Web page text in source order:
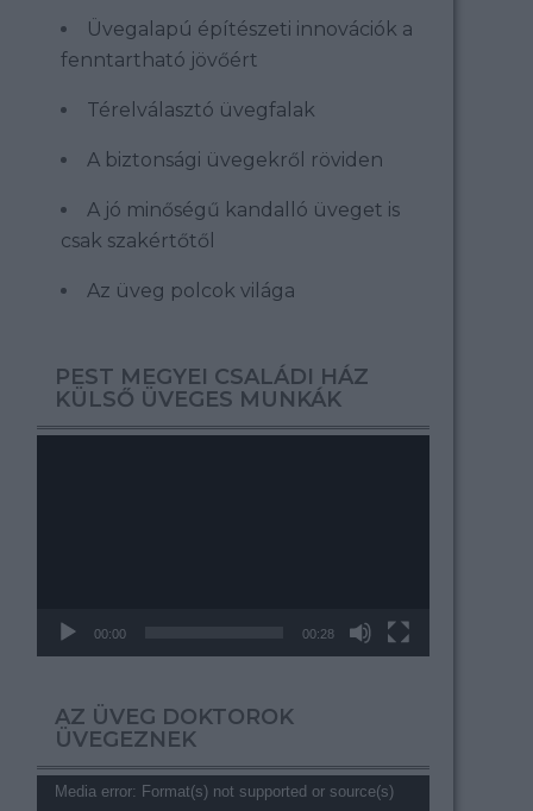
Üvegalapú építészeti innovációk a
fenntartható jövőért
Térelválasztó üvegfalak
A biztonsági üvegekről röviden
A jó minőségű kandalló üveget is
csak szakértőtől
Az üveg polcok világa
PEST MEGYEI CSALÁDI HÁZ
KÜLSŐ ÜVEGES MUNKÁK
00:00 00:28
AZ ÜVEG DOKTOROK
ÜVEGEZNEK
Videólejátszó
Media error: Format(s) not supported or source(s)